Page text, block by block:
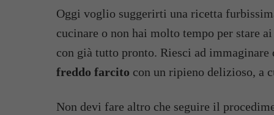
Oggi voglio suggerirti una ricetta
cucinare o non hai molto tempo per stare
con già tutto pronto. Riesci ad
freddo farcito con un ripieno delizioso, a
Non devi fare altro che seguire il